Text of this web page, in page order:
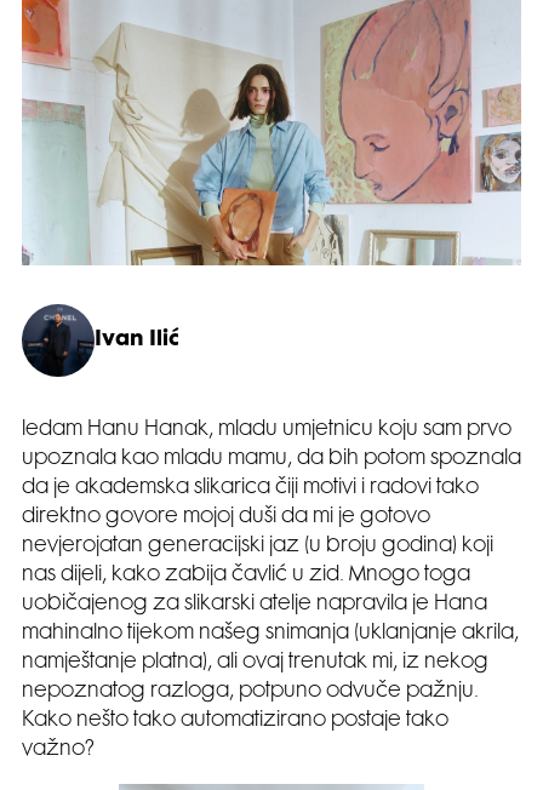
Ivan Ilić
ledam Hanu Hanak, mladu umjetnicu koju sam prvo
upoznala kao mladu mamu, da bih potom spoznala
da je akademska slikarica čiji motivi i radovi tako
direktno govore mojoj duši da mi je gotovo
nevjerojatan generacijski jaz (u broju godina) koji
nas dijeli, kako zabija čavlić u zid. Mnogo toga
uobičajenog za slikarski atelje napravila je Hana
mahinalno tijekom našeg snimanja (uklanjanje akrila,
namještanje platna), ali ovaj trenutak mi, iz nekog
nepoznatog razloga, potpuno odvuče pažnju.
Kako nešto tako automatizirano postaje tako
važno?